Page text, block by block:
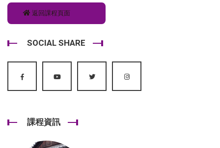
返回課程頁面
SOCIAL SHARE
課程資訊